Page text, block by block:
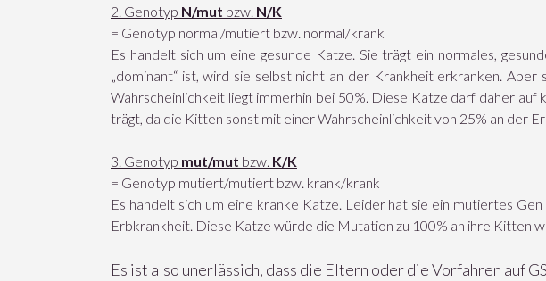
2. Genotyp N/mut bzw. N/K
= Genotyp normal/mutiert bzw. normal/krank
Es handelt sich um eine gesunde Katze. Sie trägt ein normales,
„dominant“ ist, wird sie selbst nicht an der Krankheit erkranken.
Wahrscheinlichkeit liegt immerhin bei 50%. Diese Katze darf daher
trägt, da die Kitten sonst mit einer Wahrscheinlichkeit von 25% an der
3. Genotyp mut/mut bzw. K/K
= Genotyp mutiert/mutiert bzw. krank/krank
Es handelt sich um eine kranke Katze. Leider hat sie ein mutiertes
Erbkrankheit. Diese Katze würde die Mutation zu 100% an ihre Kitten
Es ist also unerlässich, dass die Eltern oder die Vorfahren auf